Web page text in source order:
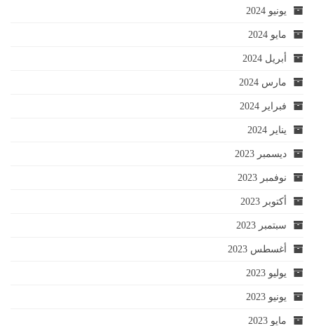
يونيو 2024
مايو 2024
أبريل 2024
مارس 2024
فبراير 2024
يناير 2024
ديسمبر 2023
نوفمبر 2023
أكتوبر 2023
سبتمبر 2023
أغسطس 2023
يوليو 2023
يونيو 2023
مايو 2023